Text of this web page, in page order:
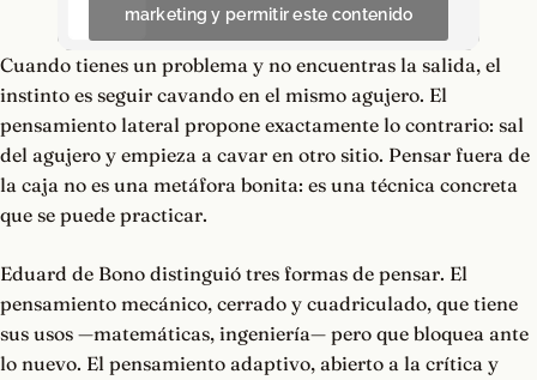
marketing y permitir este contenido
Cuando tienes un problema y no encuentras la salida, el
instinto es seguir cavando en el mismo agujero. El
pensamiento lateral propone exactamente lo contrario: sal
del agujero y empieza a cavar en otro sitio. Pensar fuera de
la caja no es una metáfora bonita: es una técnica concreta
que se puede practicar.
Eduard de Bono distinguió tres formas de pensar. El
pensamiento mecánico, cerrado y cuadriculado, que tiene
sus usos —matemáticas, ingeniería— pero que bloquea ante
lo nuevo. El pensamiento adaptivo, abierto a la crítica y